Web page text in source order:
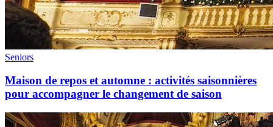
Seniors
Maison de repos et automne : activités saisonnières
pour accompagner le changement de saison